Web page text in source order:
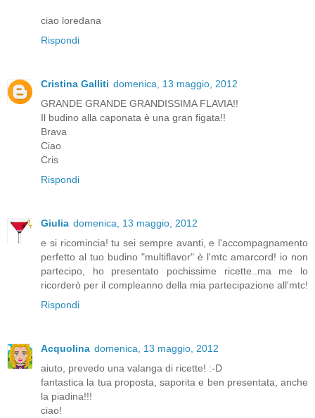
ciao loredana
Rispondi
Cristina Galliti domenica, 13 maggio, 2012
GRANDE GRANDE GRANDISSIMA FLAVIA!!
Il budino alla caponata è una gran figata!!
Brava
Ciao
Cris
Rispondi
Giulia domenica, 13 maggio, 2012
e si ricomincia! tu sei sempre avanti, e l'accompagnamento
perfetto al tuo budino "multiflavor" è l'mtc amarcord! io non
partecipo, ho presentato pochissime ricette..ma me lo
ricorderò per il compleanno della mia partecipazione all'mtc!
Rispondi
Acquolina domenica, 13 maggio, 2012
aiuto, prevedo una valanga di ricette! :-D
fantastica la tua proposta, saporita e ben presentata, anche
la piadina!!!
ciao!